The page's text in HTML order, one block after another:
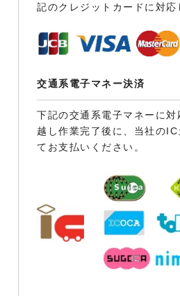
記のクレジットカードに対応
交通系電子マネー決済
下記の交通系電子マネーに対
越し作業完了後に、当社の
てお支払いください。